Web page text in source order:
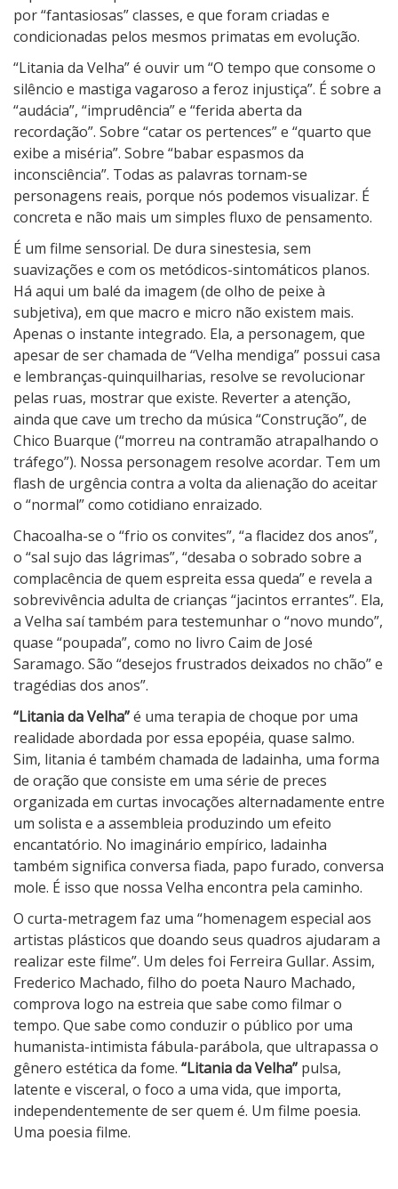
por “fantasiosas” classes, e que foram criadas e
condicionadas pelos mesmos primatas em evolução.
“Litania da Velha” é ouvir um “O tempo que consome o
silêncio e mastiga vagaroso a feroz injustiça”. É sobre a
“audácia”, “imprudência” e “ferida aberta da
recordação”. Sobre “catar os pertences” e “quarto que
exibe a miséria”. Sobre “babar espasmos da
inconsciência”. Todas as palavras tornam-se
personagens reais, porque nós podemos visualizar. É
concreta e não mais um simples fluxo de pensamento.
É um filme sensorial. De dura sinestesia, sem
suavizações e com os metódicos-sintomáticos planos.
Há aqui um balé da imagem (de olho de peixe à
subjetiva), em que macro e micro não existem mais.
Apenas o instante integrado. Ela, a personagem, que
apesar de ser chamada de “Velha mendiga” possui casa
e lembranças-quinquilharias, resolve se revolucionar
pelas ruas, mostrar que existe. Reverter a atenção,
ainda que cave um trecho da música “Construção”, de
Chico Buarque (“morreu na contramão atrapalhando o
tráfego”). Nossa personagem resolve acordar. Tem um
flash de urgência contra a volta da alienação do aceitar
o “normal” como cotidiano enraizado.
Chacoalha-se o “frio os convites”, “a flacidez dos anos”,
o “sal sujo das lágrimas”, “desaba o sobrado sobre a
complacência de quem espreita essa queda” e revela a
sobrevivência adulta de crianças “jacintos errantes”. Ela,
a Velha saí também para testemunhar o “novo mundo”,
quase “poupada”, como no livro Caim de José
Saramago. São “desejos frustrados deixados no chão” e
tragédias dos anos”.
“Litania da Velha”é uma terapia de choque por uma
realidade abordada por essa epopéia, quase salmo.
Sim, litania é também chamada de ladainha, uma forma
de oração que consiste em uma série de preces
organizada em curtas invocações alternadamente entre
um solista e a assembleia produzindo um efeito
encantatório. No imaginário empírico, ladainha
também significa conversa fiada, papo furado, conversa
mole. É isso que nossa Velha encontra pela caminho.
O curta-metragem faz uma “homenagem especial aos
artistas plásticos que doando seus quadros ajudaram a
realizar este filme”. Um deles foi Ferreira Gullar. Assim,
Frederico Machado, filho do poeta Nauro Machado,
comprova logo na estreia que sabe como filmar o
tempo. Que sabe como conduzir o público por uma
humanista-intimista fábula-parábola, que ultrapassa o
gênero estética da fome. “Litania da Velha” pulsa,
latente e visceral, o foco a uma vida, que importa,
independentemente de ser quem é. Um filme poesia.
Uma poesia filme.